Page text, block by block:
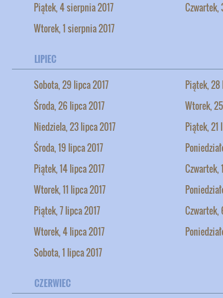
Piątek, 4 sierpnia 2017
Czwartek,
Wtorek, 1 sierpnia 2017
LIPIEC
Sobota, 29 lipca 2017
Piątek, 28
Środa, 26 lipca 2017
Wtorek,
Niedziela, 23 lipca 2017
Piątek, 21
Środa, 19 lipca 2017
Piątek, 14 lipca 2017
Czwartek,
Wtorek, 11 lipca 2017
Piątek, 7 lipca 2017
Czwartek,
Wtorek, 4 lipca 2017
Sobota, 1 lipca 2017
CZERWIEC